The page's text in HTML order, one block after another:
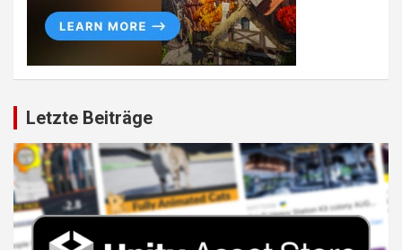
Letzte Beiträge